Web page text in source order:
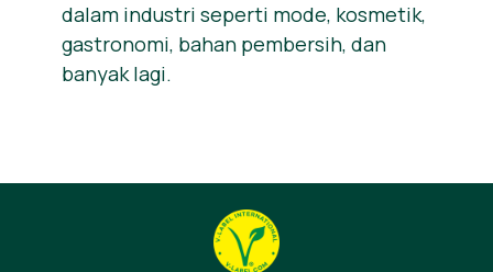
dalam industri seperti mode, kosmetik,
gastronomi, bahan pembersih, dan
banyak lagi.